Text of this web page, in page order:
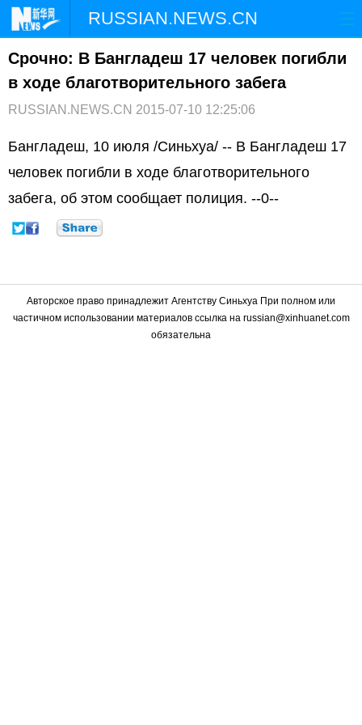
RUSSIAN.NEWS.CN
ГЛАВНАЯ КИТАЙ РФ И СНГ
НАУКА ПРИРОДА КУЛЬТУРА
ЗДОРОВЬЕ
СПЕЦТЕМЫ
Срочно: В Бангладеш 17 человек погибли
в ходе благотворительного забега
RUSSIAN.NEWS.CN 2015-07-10 12:25:06
Бангладеш, 10 июля /Синьхуа/ -- В Бангладеш 17
человек погибли в ходе благотворительного
забега, об этом сообщает полиция. --0--
Авторское право принадлежит Агентству Синьхуа При полном или
частичном использовании материалов ссылка на russian@xinhuanet.com
обязательна